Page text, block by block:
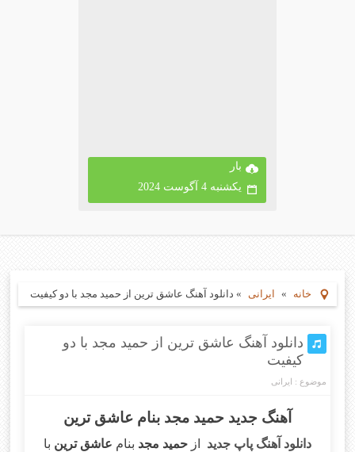
بار
یکشنبه 4 آگوست 2024
خانه » ایرانی » دانلود آهنگ عاشق ترین از حمید مجد با دو کیفیت
دانلود آهنگ عاشق ترین از حمید مجد با دو
کیفیت
موضوع : ایرانی
آهنگ جدید حمید مجد بنام عاشق ترین
دانلود آهنگ پاپ جدید از حمید مجد بنام عاشق ترین با